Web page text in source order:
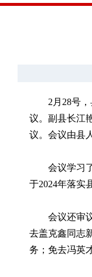
2月28号
议。副县长江
议。会议由县
会议学习
于2024年落实
会议还审
去盖克鑫同志
务；免去冯英